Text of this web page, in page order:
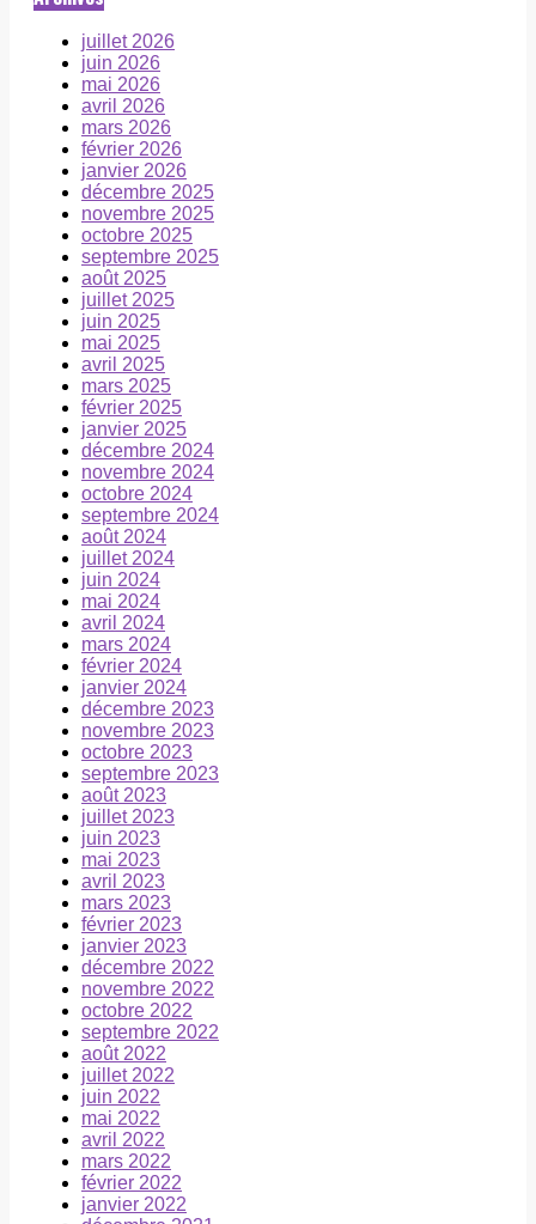
juillet 2026
juin 2026
mai 2026
avril 2026
mars 2026
février 2026
janvier 2026
décembre 2025
novembre 2025
octobre 2025
septembre 2025
août 2025
juillet 2025
juin 2025
mai 2025
avril 2025
mars 2025
février 2025
janvier 2025
décembre 2024
novembre 2024
octobre 2024
septembre 2024
août 2024
juillet 2024
juin 2024
mai 2024
avril 2024
mars 2024
février 2024
janvier 2024
décembre 2023
novembre 2023
octobre 2023
septembre 2023
août 2023
juillet 2023
juin 2023
mai 2023
avril 2023
mars 2023
février 2023
janvier 2023
décembre 2022
novembre 2022
octobre 2022
septembre 2022
août 2022
juillet 2022
juin 2022
mai 2022
avril 2022
mars 2022
février 2022
janvier 2022